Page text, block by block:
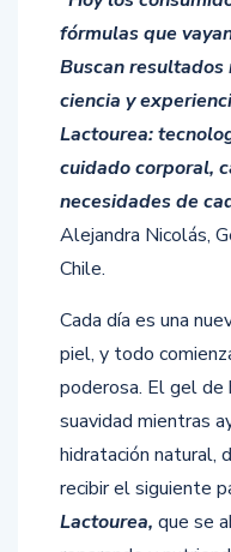
fórmulas que
Buscan
ciencia y
Lactourea:
cuidado corporal,
necesidades de
Alejandra Nicolás,
Chile.
Cada día es una
piel, y todo
poderosa. El gel de
suavidad mientras
hidratación natural,
recibir el siguiente
Lactourea, que se